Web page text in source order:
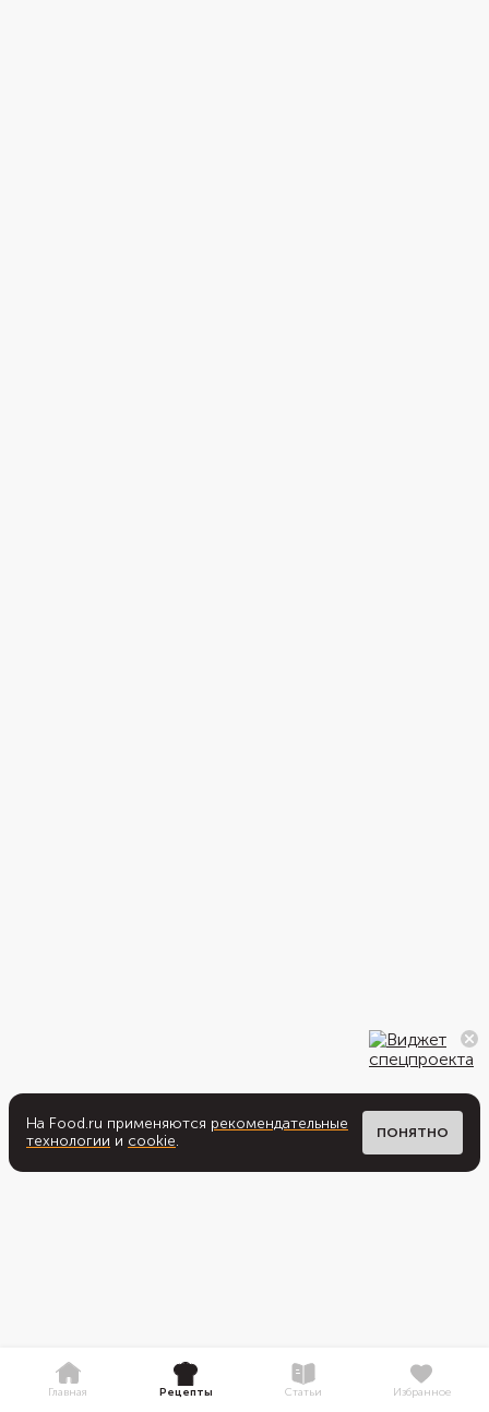
На Food.ru применяются рекомендательные
технологии и cookie. ПОНЯТНО
Главная Рецепты Статьи Избранное